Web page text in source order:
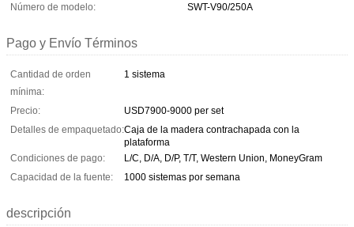
Número de modelo:
SWT-V90/250A
Pago y Envío Términos
Cantidad de orden
mínima:
1 sistema
Precio:
USD7900-9000 per set
Detalles de empaquetado:Caja de la madera contrachapada con la
plataforma
Condiciones de pago:
L/C, D/A, D/P, T/T, Western Union, MoneyGram
Capacidad de la fuente:
1000 sistemas por semana
descripción